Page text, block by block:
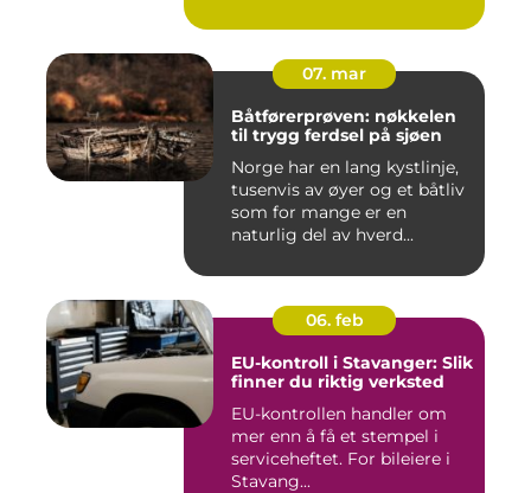
07. mar
Båtførerprøven: nøkkelen
til trygg ferdsel på sjøen
Norge har en lang kystlinje,
tusenvis av øyer og et båtliv
som for mange er en
naturlig del av hverd...
06. feb
EU-kontroll i Stavanger: Slik
finner du riktig verksted
EU-kontrollen handler om
mer enn å få et stempel i
serviceheftet. For bileiere i
Stavang...